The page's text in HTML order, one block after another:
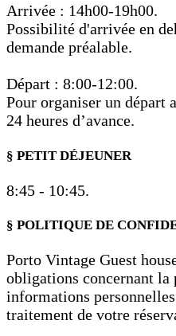
Arrivée : 14h00-19h00.
Possibilité d'arrivée en
demande préalable.
Départ : 8:00-12:00.
Pour organiser un départ
24 heures d’avance.
§ PETIT DÉJEUNER
8:45 - 10:45.
§ POLITIQUE DE
Porto Vintage Guest
obligations concernant la
informations
traitement de votre